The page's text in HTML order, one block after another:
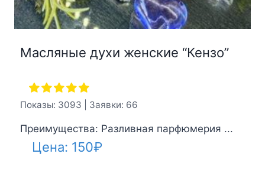
Масляные духи женские “Кензо”
Показы: 3093 | Заявки: 66
Преимущества: Разливная парфюмерия ...
Цена: 150₽